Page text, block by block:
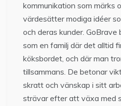
kommunikation som märks
värdesätter modiga idéer
och deras kunder. GoBrave
som en familj där det alltid
köksbordet, och där man
tillsammans. De betonar
skratt och vänskap i sitt
strävar efter att växa med